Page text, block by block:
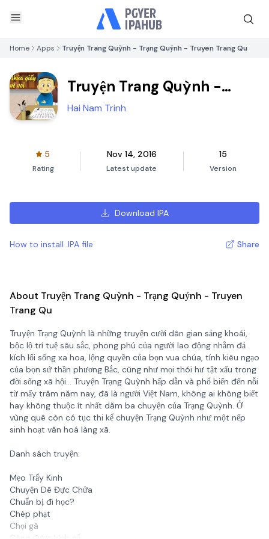
Home Apps Truyện Trang Quỳnh - Trạng Quỷnh - Truyen Trang Qu
Truyện Trang Quỳnh -
Trạng Quỷnh - Truyen
Hai Nam Trinh
5
Rating
Nov 14, 2016
Latest update
15
Version
Download IPA
How to install .IPA file Share
About Truyện Trang Quỳnh - Trạng Quỷnh - Truyen
Trang Qu
Truyện Trạng Quỳnh là những truyện cười dân gian sảng khoái,
bộc lộ trí tuệ sâu sắc, phong phú của người lao động nhằm đả
kích lối sống xa hoa, lộng quyền của bọn vua chúa, tính kiêu ngạo
của bọn sứ thần phương Bắc, cũng như mọi thói hư tật xấu trong
đời sống xã hội... Truyện Trạng Quỳnh hấp dẫn và phổ biến đến nỗi
từ mấy trăm năm nay, đã là người Việt Nam, không ai không biết
hay không thuộc ít nhất dăm ba chuyện của Trạng Quỳnh. Ở
vùng quê còn có tục thi kể chuyện Trạng Quỳnh như một nếp
sinh hoạt văn hoá làng xã.
Danh sách truyện:
Mẹo Trẩy Kinh
Chuyện Dê Đực Chửa
Chuẩn bị đi học?
Chép phạt
Chọi gà